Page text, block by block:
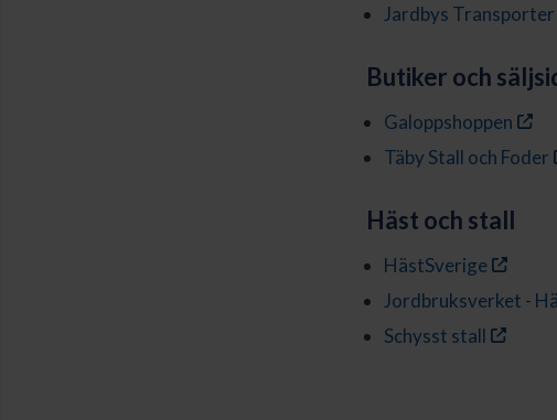
Jardbys Transporter
Butiker och
Galoppshoppen
Täby Stall och Foder
Häst och stall
HästSverige
Jordbruksverket -
Schysst stall